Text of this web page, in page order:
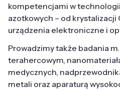
kompetencjami w
azotkowych – od krystalizacji
urządzenia elektroniczne i
Prowadzimy także badania
terahercowym,
medycznych,
metali oraz aparaturą